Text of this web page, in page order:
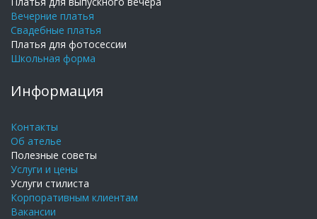
Вечерние платья
Свадебные платья
Платья для фотосессии
Школьная форма
Информация
Контакты
Об ателье
Полезные советы
Услуги и цены
Услуги стилиста
Корпоративным клиентам
Вакансии